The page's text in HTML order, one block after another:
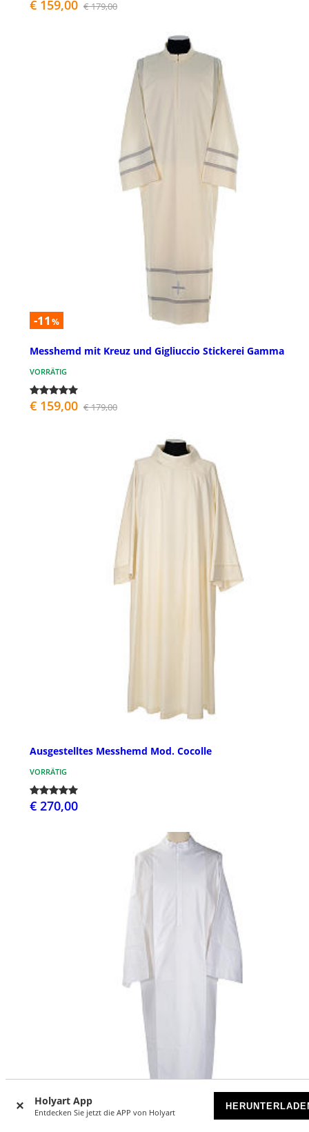
Holyart App
Entdecken Sie jetzt die APP von Holyart
€ 159,00 € 179,00
-11 %
Messhemd mit Kreuz und Gigliuccio Stickerei Gamma
VORRÄTIG
€ 159,00 € 179,00
Ausgestelltes Messhemd Mod. Cocolle
VORRÄTIG
€ 270,00